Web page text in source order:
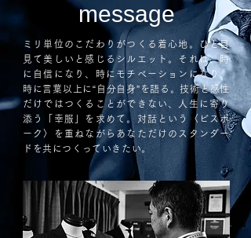
message
ミリ単位のこだわりがつくる着心地。ひと目
見て美しいと感じるシルエット。それは、時
に自信になり、時にモチベーションになり、
時に言葉以上に“自分自身”を語る。技術と感性
だけではつくることができない、人生に寄り
添う「幸服」を求めて。対話という〈ビスポ
ーク〉を重ねながらあなただけのスタンダー
ドを共につくっていきたい。